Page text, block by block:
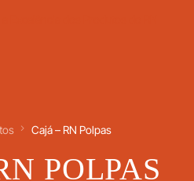
Cajá – RN Polpas
POLPAS